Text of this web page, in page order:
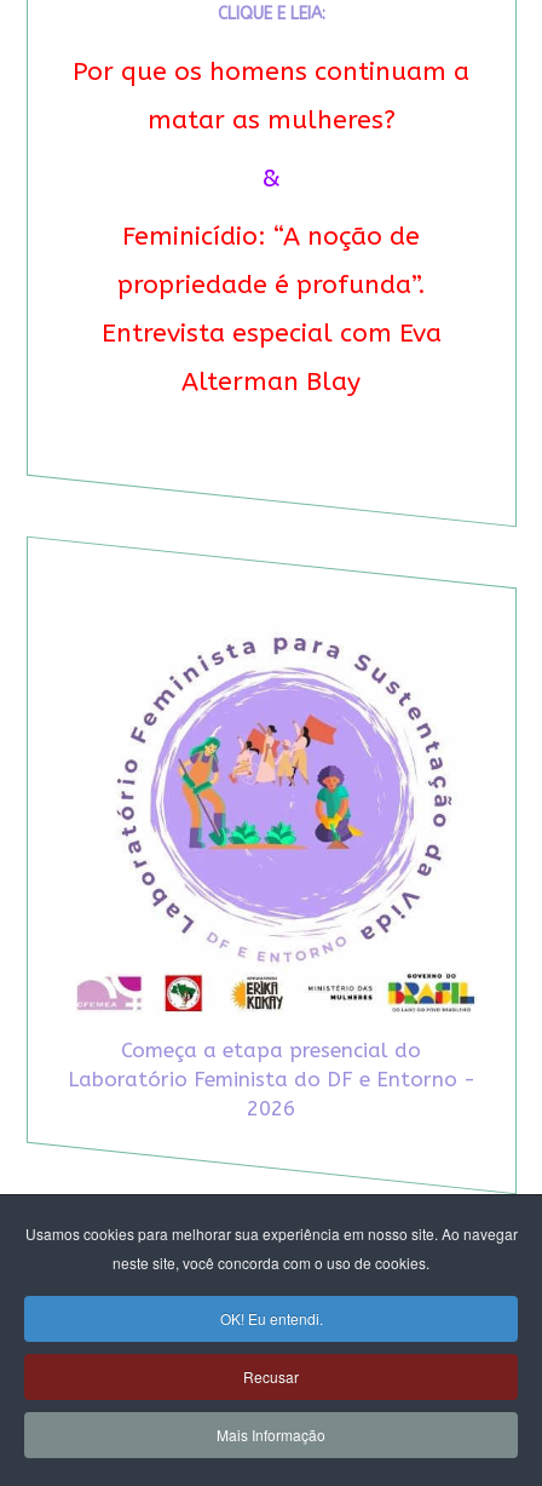
Usamos cookies para melhorar sua experiência em nosso site. Ao navegar
neste site, você concorda com o uso de cookies.
OK! Eu entendi.
Recusar
Mais Informação
CLIQUE E LEIA:
Por que os homens continuam a
matar as mulheres?
&
Feminicídio: “A noção de
propriedade é profunda”.
Entrevista especial com Eva
Alterman Blay
Começa a etapa presencial do
Laboratório Feminista do DF e Entorno -
2026